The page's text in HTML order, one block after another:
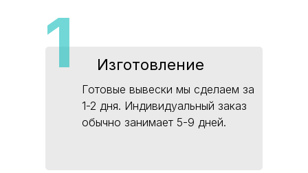
Готовые вывески мы сделаем за
1-2 дня. Индивидуальный заказ
обычно занимает 5-9 дней.
Изготовление
1